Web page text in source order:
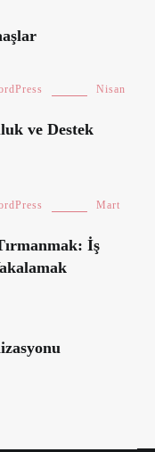
Nisan
ve Destek
Mart
İş